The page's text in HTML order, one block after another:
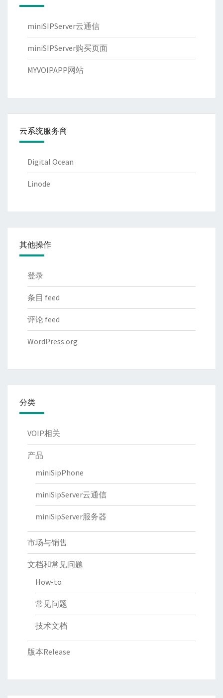
miniSIPServer云通信
miniSIPServer购买页面
MYVOIPAPP网站
云系统服务商
Digital Ocean
Linode
其他操作
登录
条目 feed
评论 feed
WordPress.org
分类
VOIP相关
产品
miniSipPhone
miniSipServer云通信
miniSipServer服务器
市场与销售
文档和常见问题
How-to
常见问题
技术文档
版本Release